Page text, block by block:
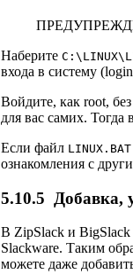
Наберите
входа в систему
Войдите, как root,
для вас самих. Тогда
Если файл LINUX.BAT
ознакомления с
5.10.5 Добавка,
В ZipSlack и BigSlack
Slackware. Таким
можете даже